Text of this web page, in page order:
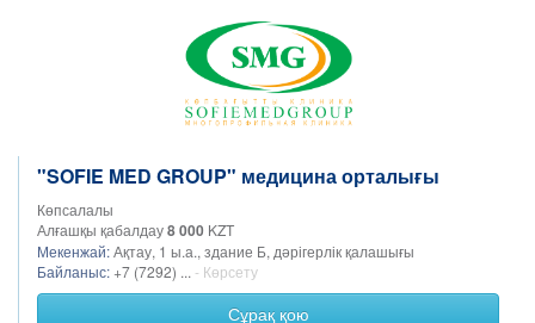
"SOFIE MED GROUP" медицина орталығы
Көпсалалы
Алғашқы қабалдау8 000 KZT
Мекенжай:Ақтау, 1 ы.а., здание Б, дәрігерлік қалашығы
Байланыс: +7 (7292) ... - Көрсету
Сұрақ қою